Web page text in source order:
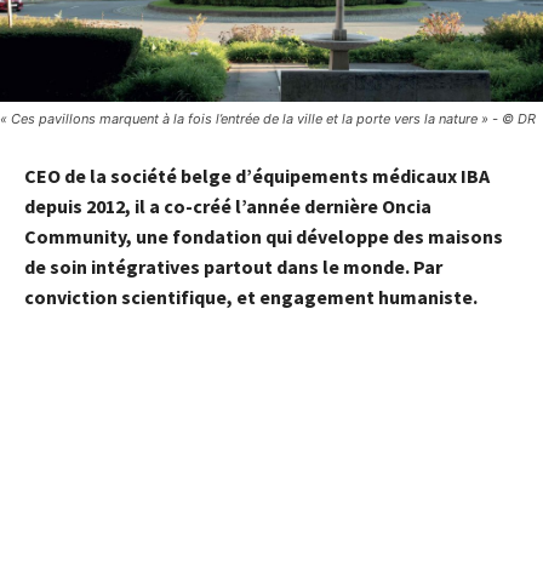
« Ces pavillons marquent à la fois l’entrée de la ville et la porte vers la nature » - © DR
CEO de la société belge d’équipements médicaux IBA
depuis 2012, il a co-créé l’année dernière Oncia
Community, une fondation qui développe des maisons
de soin intégratives partout dans le monde. Par
conviction scientifique, et engagement humaniste.